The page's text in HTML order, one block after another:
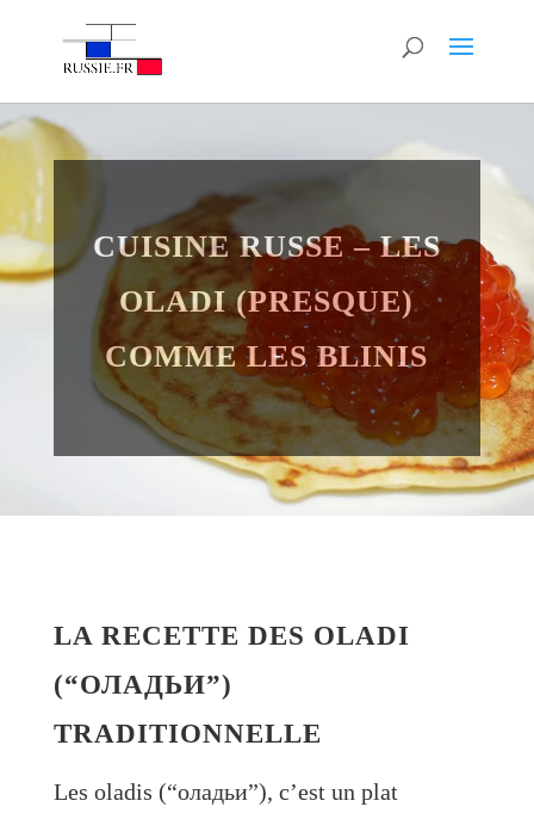
CUISINE RUSSE – LES
OLADI (PRESQUE)
COMME LES BLINIS
LA RECETTE DES OLADI
(“ОЛАДЬИ”)
TRADITIONNELLE
Les oladis (“оладьи”), c’est un plat